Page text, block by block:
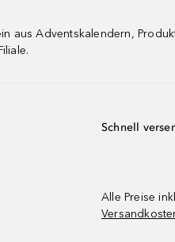
aus Adventskalendern,
Schnell
Alle Preise